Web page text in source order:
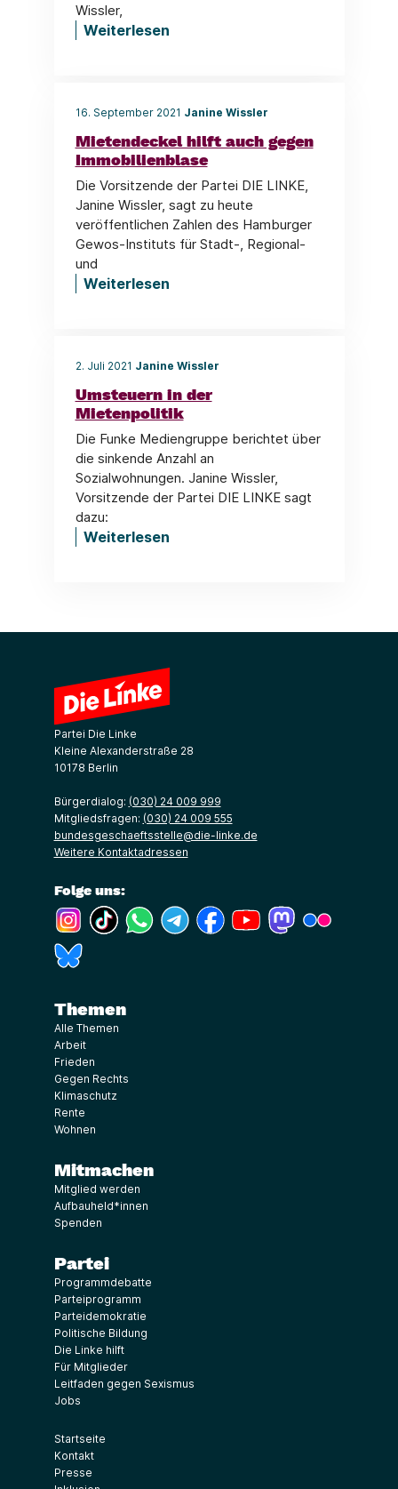
Wissler,
Weiterlesen
16. September 2021 Janine Wissler
Mietendeckel hilft auch gegen
Immobilienblase
Die Vorsitzende der Partei DIE LINKE,
Janine Wissler, sagt zu heute
veröffentlichen Zahlen des Hamburger
Gewos-Instituts für Stadt-, Regional-
und
Weiterlesen
2. Juli 2021 Janine Wissler
Umsteuern in der
Mietenpolitik
Die Funke Mediengruppe berichtet über
die sinkende Anzahl an
Sozialwohnungen. Janine Wissler,
Vorsitzende der Partei DIE LINKE sagt
dazu:
Weiterlesen
Partei Die Linke
Kleine Alexanderstraße 28
10178 Berlin
Bürgerdialog: (030) 24 009 999
Mitgliedsfragen: (030) 24 009 555
bundesgeschaeftsstelle@die-linke.de
Weitere Kontaktadressen
Folge uns:
(Link öffnet ein neues Fenster)
(Link öffnet ein neues Fenster)
(Link öffnet ein neues Fenster)
(Link öffnet ein neues Fenster)
(Link öffnet ein neues Fenster)
(Link öffnet ein neues
(Link öffnet ein
Themen
Alle Themen
Arbeit
Frieden
Gegen Rechts
Klimaschutz
Rente
Wohnen
Mitmachen
Mitglied werden
Aufbauheld*innen
Spenden
Partei
Programmdebatte
Parteiprogramm
Parteidemokratie
Politische Bildung
Die Linke hilft
Für Mitglieder
Leitfaden gegen Sexismus
Jobs
Startseite
Kontakt
Presse